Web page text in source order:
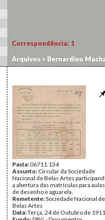
Correspondência: 1
Arquivos > Bernardino
Pasta:06711.134
Assunto: Circular da Sociedade
Nacional de Belas Artes
a abertura das matrículas para aulas
de desenho e aguarela.
Remetente:Sociedade Nacional de
Belas Artes
Data:Terça, 24 de Outubro de 1911